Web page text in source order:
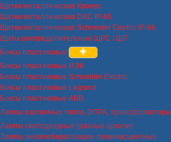
Щитки металлические Кронус
Щитки металлические DKC IP-65
Щитки металлические Schneider Electric IP-66
Щиты распределительные ЩРС / ЩР
Боксы пластиковые
Боксы пластиковые ИЭК
Боксы пластиковые Schneider Electric
Боксы пластиковые Legrand
Боксы пластиковые ABB
Лампы различных типов, ЭПРА, трансформаторы
Лампы светодиодные (разные цоколи)
Лампы энергосберегающие люминисцентные